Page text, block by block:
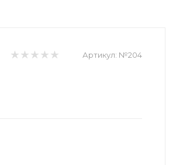
Артикул: №204